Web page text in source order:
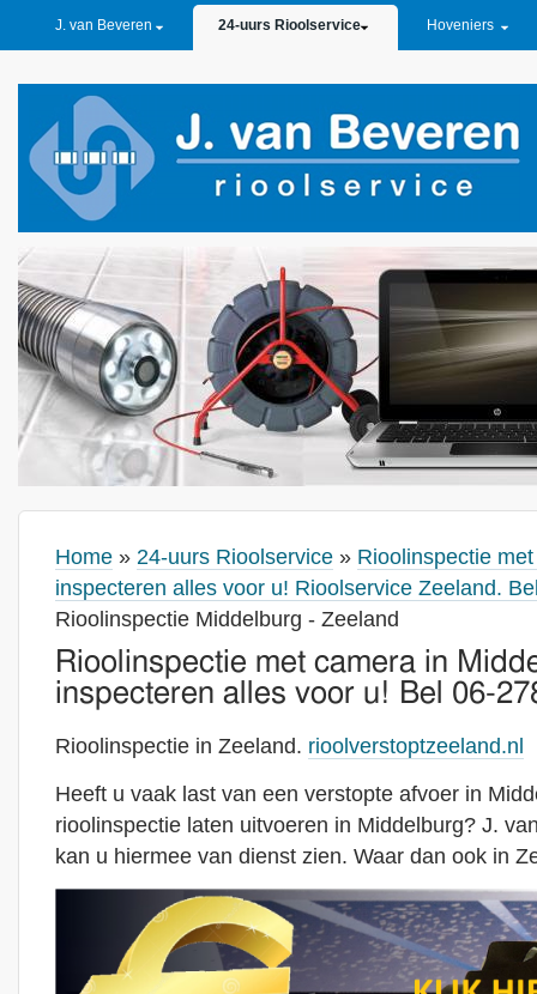
J. van Beveren 24-uurs Rioolservice Hoveniers
Home » 24-uurs Rioolservice » Rioolinspectie
inspecteren alles voor u! Rioolservice Zeeland.
Rioolinspectie Middelburg - Zeeland
Rioolinspectie met camera in
inspecteren alles voor u! Bel 06-
Rioolinspectie in Zeeland. rioolverstoptzeeland.nl
Heeft u vaak last van een verstopte afvoer in
rioolinspectie laten uitvoeren in Middelburg? J.
kan u hiermee van dienst zien. Waar dan ook in